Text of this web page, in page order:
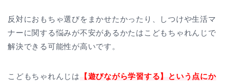
反対におもちゃ選びをまかせたかったり、しつけや生活マ
ナーに関する悩みが不安があるかたはこどもちゃれんじで
解決できる可能性が高いです。
こどもちゃれんじは
【遊びながら学習する】という点にか